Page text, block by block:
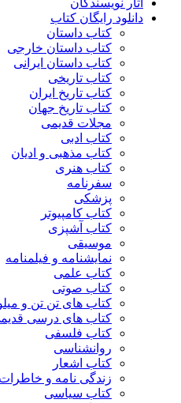
آثار نویسندگان
دانلود رایگان کتاب
کتاب داستان
کتاب داستان خارجی
کتاب داستان ایرانی
کتاب تاریخی
کتاب تاریخ ایران
کتاب تاریخ جهان
مجلات قدیمی
کتاب ادبی
کتاب مذهبی و ادیان
کتاب هنری
سفرنامه
پزشکی
کتاب کامپیوتر
کتاب آشپزی
موسیقی
نمایشنامه و فیلمنامه
کتاب علمی
کتاب صوتی
کتاب های تن تن و
کتاب های درسی
کتاب فلسفی
روانشناسی
کتاب اشعار
زندگی نامه و خاطرات
کتاب سیاسی